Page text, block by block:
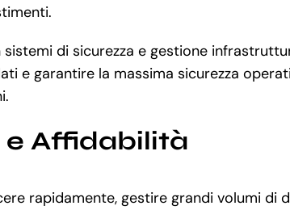
di sicurezza e gestione
e garantire la massima sicurezza
Affidabilità
rapidamente, gestire grandi volumi